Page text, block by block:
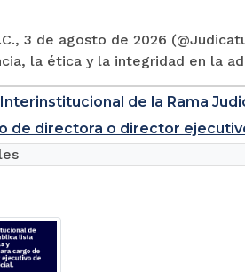
3 de agosto de 2026
la ética y la integridad en la
de la Rama
de directora o director